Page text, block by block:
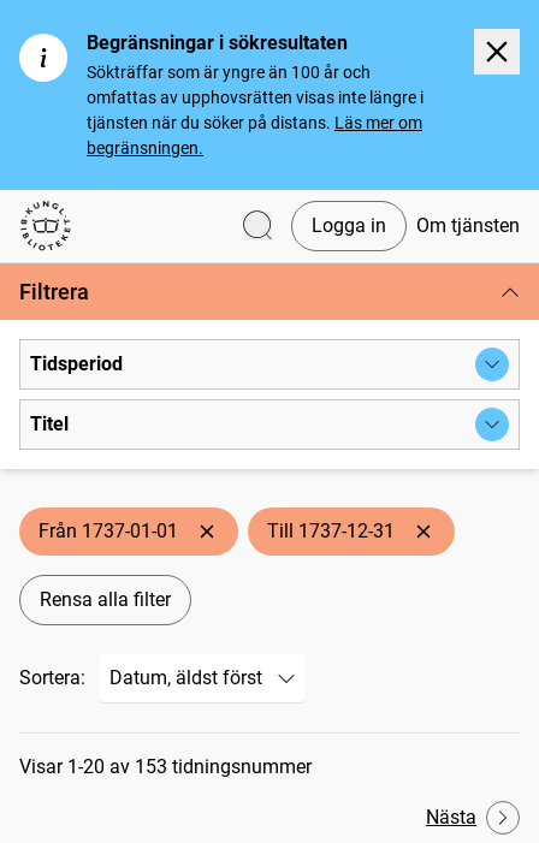
Begränsningar i sökresultaten
Sökträffar som är yngre än 100 år och
omfattas av upphovsrätten visas inte längre i
tjänsten när du söker på distans. Läs mer om
begränsningen.
Svenska tidningar
Logga in Om tjänsten
Filtrera
Tidsperiod
Titel
Från 1737-01-01 Till 1737-12-31
Rensa alla filter
Sortera:
Sökresultat
Visar 1-20 av 153 tidningsnummer
Nästa